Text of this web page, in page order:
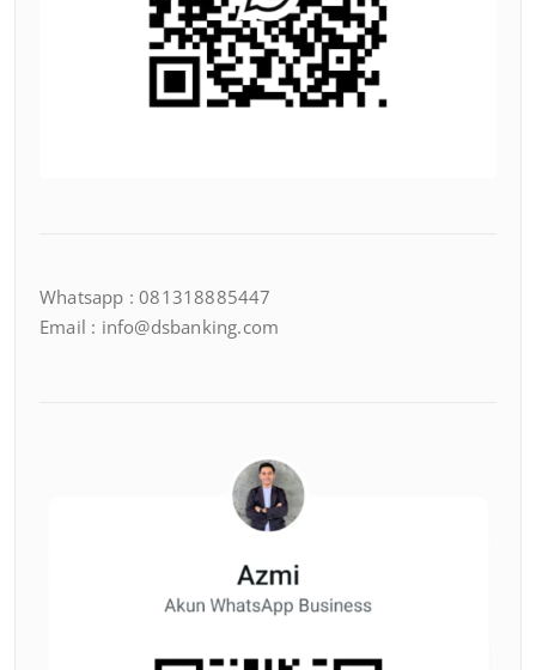
Whatsapp : 081318885447
Email : info@dsbanking.com